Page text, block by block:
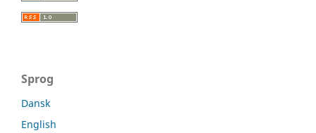
Sprog
Dansk
English